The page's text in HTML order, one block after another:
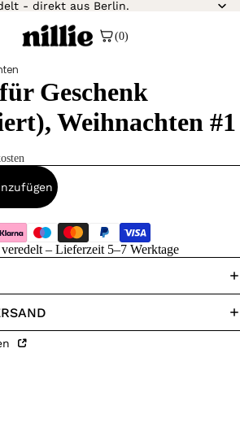
- direkt aus Berlin.
(0)
Geschenk
Weihnachten #1
– Lieferzeit 5–7 Werktage